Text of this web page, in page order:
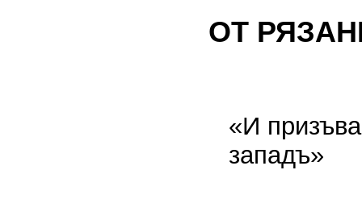
ОТ
«И
западъ»